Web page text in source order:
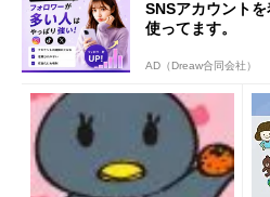
SNSアカウント
使ってます。
AD（Dreaw合同会社）